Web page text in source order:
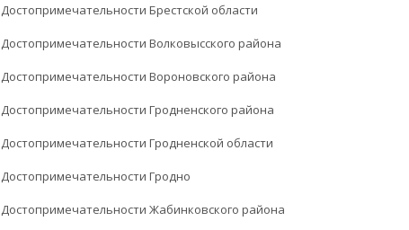
Достопримечательности Брестской области
Достопримечательности Волковысского района
Достопримечательности Вороновского района
Достопримечательности Гродненского района
Достопримечательности Гродненской области
Достопримечательности Гродно
Достопримечательности Жабинковского района